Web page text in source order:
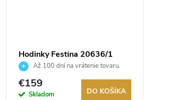
Hodinky Festina 20636/1
Až 100 dní na vrátenie tovaru.
Autorizovaný predajca.
€159
Skladom DO KOŠÍKA